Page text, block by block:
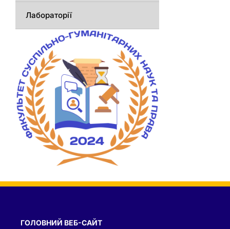
Лабораторії
ГОЛОВНИЙ ВЕБ-САЙТ